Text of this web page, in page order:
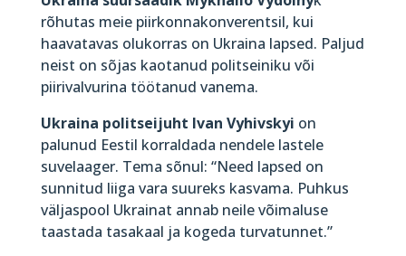
rõhutas meie piirkonnakonverentsil, kui
haavatavas olukorras on Ukraina lapsed. Paljud
neist on sõjas kaotanud politseiniku või
piirivalvurina töötanud vanema.
Ukraina politseijuht Ivan Vyhivskyi on
palunud Eestil korraldada nendele lastele
suvelaager. Tema sõnul: “Need lapsed on
sunnitud liiga vara suureks kasvama. Puhkus
väljaspool Ukrainat annab neile võimaluse
taastada tasakaal ja kogeda turvatunnet.”